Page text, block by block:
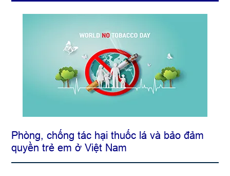
Phòng, chống tác hại thuốc lá và bảo đảm
quyền trẻ em ở Việt Nam